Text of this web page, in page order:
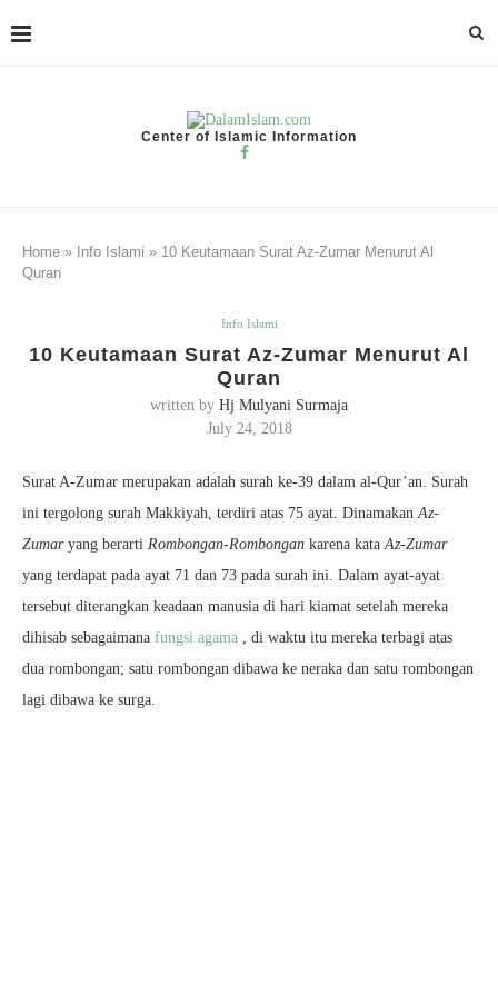
Center of Islamic Information
Home » Info Islami » 10 Keutamaan Surat Az-Zumar Menurut Al
Quran
Info Islami
10 Keutamaan Surat Az-Zumar Menurut Al
Quran
written by Hj Mulyani Surmaja
July 24, 2018
Surat A-Zumar merupakan adalah surah ke-39 dalam al-Qur’an. Surah
ini tergolong surah Makkiyah, terdiri atas 75 ayat. DinamakanAz-
Zumaryang berarti Rombongan-Rombongan karena kataAz-Zumar
yang terdapat pada ayat 71 dan 73 pada surah ini. Dalam ayat-ayat
tersebut diterangkan keadaan manusia di hari kiamat setelah mereka
dihisab sebagaimana fungsi agama , di waktu itu mereka terbagi atas
dua rombongan; satu rombongan dibawa ke neraka dan satu rombongan
lagi dibawa ke surga.